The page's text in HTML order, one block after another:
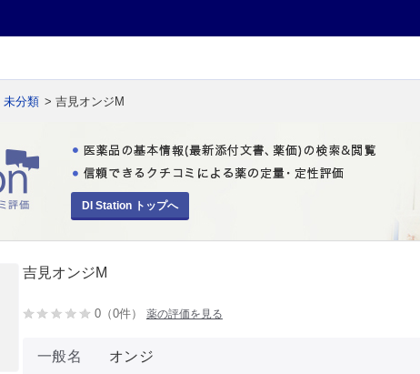
未分類 > 吉見オンジM
DI Station トップへ
吉見オンジM
0（0件） 薬の評価を見る
一般名
オンジ